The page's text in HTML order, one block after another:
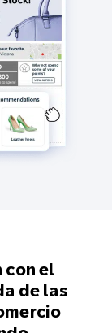
con el
de las